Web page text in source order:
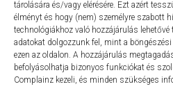
tárolására és/vagy elérésére. Ezt azért
élményt és hogy (nem) személyre szabott
technológiákhoz való hozzájárulás
adatokat dolgozzunk fel, mint a
ezen az oldalon. A hozzájárulás
befolyásolhatja bizonyos funkciókat és
Complainz kezeli, és minden szükséges
MIT KÍNÁLHAT SZÁMUNKRA
ÉS ELADÓI NÉZŐPONTBÓL?
MILYEN KÖLTSÉGEKKEL KELL
INGATLANVÁSÁRLÁS SORÁN?